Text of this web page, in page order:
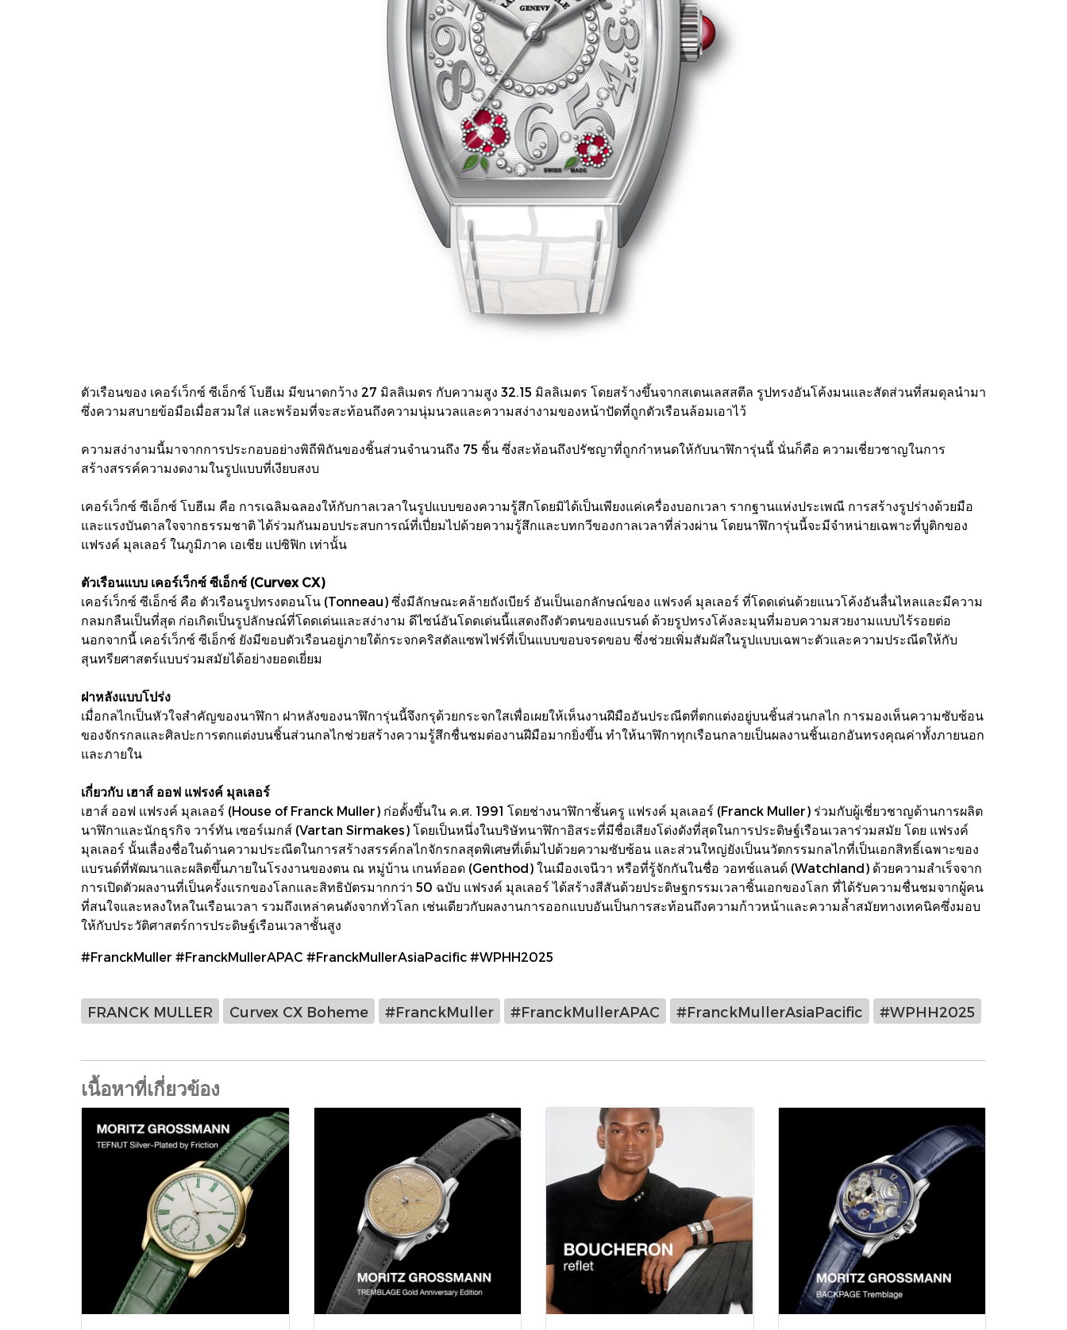
ตัวเรือนของ เคอร์เว็กซ์ ซีเอ็กซ์ โบฮีเม มีขนาดกว้าง 27 มิลลิเมตร กับความสูง 32.15 มิลลิเมตร โดยสร้างขึ้นจากสเตนเลสสตีล รูปทรงอันโค้งมนและสัดส่วนที่สมดุลนำมา
ซึ่งความสบายข้อมือเมื่อสวมใส่ และพร้อมที่จะสะท้อนถึงความนุ่มนวลและความสง่างามของหน้าปัดที่ถูกตัวเรือนล้อมเอาไว้
ความสง่างามนี้มาจากการประกอบอย่างพิถีพิถันของชิ้นส่วนจำนวนถึง 75 ชิ้น ซึ่งสะท้อนถึงปรัชญาที่ถูกกำหนดให้กับนาฬิการุ่นนี้ นั่นก็คือ ความเชี่ยวชาญในการ
สร้างสรรค์ความงดงามในรูปแบบที่เงียบสงบ
เคอร์เว็กซ์ ซีเอ็กซ์ โบฮีเม คือ การเฉลิมฉลองให้กับกาลเวลาในรูปแบบของความรู้สึกโดยมิได้เป็นเพียงแค่เครื่องบอกเวลา รากฐานแห่งประเพณี การสร้างรูปร่างด้วยมือ
และแรงบันดาลใจจากธรรมชาติ ได้ร่วมกันมอบประสบการณ์ที่เปี่ยมไปด้วยความรู้สึกและบทกวีของกาลเวลาที่ล่วงผ่าน โดยนาฬิการุ่นนี้จะมีจำหน่ายเฉพาะที่บูติกของ
แฟรงค์ มุลเลอร์ ในภูมิภาค เอเชีย แปซิฟิก เท่านั้น
ตัวเรือนแบบ เคอร์เว็กซ์ ซีเอ็กซ์ (Curvex CX)
เคอร์เว็กซ์ ซีเอ็กซ์ คือ ตัวเรือนรูปทรงตอนโน (Tonneau) ซึ่งมีลักษณะคล้ายถังเบียร์ อันเป็นเอกลักษณ์ของ แฟรงค์ มุลเลอร์ ที่โดดเด่นด้วยแนวโค้งอันลื่นไหลและมีความ
กลมกลืนเป็นที่สุด ก่อเกิดเป็นรูปลักษณ์ที่โดดเด่นและสง่างาม ดีไซน์อันโดดเด่นนี้แสดงถึงตัวตนของแบรนด์ ด้วยรูปทรงโค้งละมุนที่มอบความสวยงามแบบไร้รอยต่อ
นอกจากนี้ เคอร์เว็กซ์ ซีเอ็กซ์ ยังมีขอบตัวเรือนอยู่ภายใต้กระจกคริสตัลแซพไฟร์ที่เป็นแบบขอบจรดขอบ ซึ่งช่วยเพิ่มสัมผัสในรูปแบบเฉพาะตัวและความประณีตให้กับ
สุนทรียศาสตร์แบบร่วมสมัยได้อย่างยอดเยี่ยม
ฝาหลังแบบโปร่ง
เมื่อกลไกเป็นหัวใจสำคัญของนาฬิกา ฝาหลังของนาฬิการุ่นนี้จึงกรุด้วยกระจกใสเพื่อเผยให้เห็นงานฝีมืออันประณีตที่ตกแต่งอยู่บนชิ้นส่วนกลไก การมองเห็นความซับซ้อน
ของจักรกลและศิลปะการตกแต่งบนชิ้นส่วนกลไกช่วยสร้างความรู้สึกชื่นชมต่องานฝีมือมากยิ่งขึ้น ทำให้นาฬิกาทุกเรือนกลายเป็นผลงานชิ้นเอกอันทรงคุณค่าทั้งภายนอก
และภายใน
เกี่ยวกับ เฮาส์ ออฟ แฟรงค์ มุลเลอร์
เฮาส์ ออฟ แฟรงค์ มุลเลอร์ (House of Franck Muller) ก่อตั้งขึ้นใน ค.ศ. 1991 โดยช่างนาฬิกาชั้นครู แฟรงค์ มุลเลอร์ (Franck Muller) ร่วมกับผู้เชี่ยวชาญด้านการผลิต
นาฬิกาและนักธุรกิจ วาร์ทัน เซอร์เมกส์ (Vartan Sirmakes) โดยเป็นหนึ่งในบริษัทนาฬิกาอิสระที่มีชื่อเสียงโด่งดังที่สุดในการประดิษฐ์เรือนเวลาร่วมสมัย โดย แฟรงค์
มุลเลอร์ นั้นเลื่องชื่อในด้านความประณีตในการสร้างสรรค์กลไกจักรกลสุดพิเศษที่เต็มไปด้วยความซับซ้อน และส่วนใหญ่ยังเป็นนวัตกรรมกลไกที่เป็นเอกสิทธิ์เฉพาะของ
แบรนด์ที่พัฒนาและผลิตขึ้นภายในโรงงานของตน ณ หมู่บ้าน เกนท์ออด (Genthod) ในเมืองเจนีวา หรือที่รู้จักกันในชื่อ วอทช์แลนด์ (Watchland) ด้วยความสำเร็จจาก
การเปิดตัวผลงานที่เป็นครั้งแรกของโลกและสิทธิบัตรมากกว่า 50 ฉบับ แฟรงค์ มุลเลอร์ ได้สร้างสีสันด้วยประดิษฐกรรมเวลาชิ้นเอกของโลก ที่ได้รับความชื่นชมจากผู้คน
ที่สนใจและหลงใหลในเรือนเวลา รวมถึงเหล่าคนดังจากทั่วโลก เช่นเดียวกับผลงานการออกแบบอันเป็นการสะท้อนถึงความก้าวหน้าและความล้ำสมัยทางเทคนิคซึ่งมอบ
ให้กับประวัติศาสตร์การประดิษฐ์เรือนเวลาชั้นสูง
#FranckMuller #FranckMullerAPAC #FranckMullerAsiaPacific #WPHH2025
FRANCK MULLER Curvex CX Boheme #FranckMuller #FranckMullerAPAC #FranckMullerAsiaPacific #WPHH2025
เนื้อหาที่เกี่ยวข้อง